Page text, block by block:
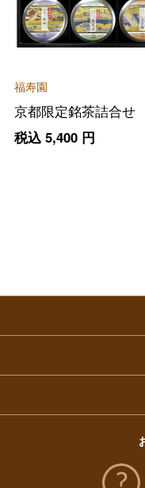
福寿園
京都限定銘茶詰合せ
税込 5,400円
ビ
ホ
大丸